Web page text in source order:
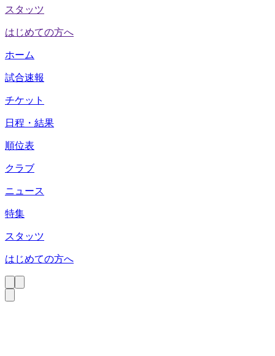
スタッツ
はじめての方へ
ホーム
試合速報
チケット
日程・結果
順位表
クラブ
ニュース
特集
スタッツ
はじめての方へ